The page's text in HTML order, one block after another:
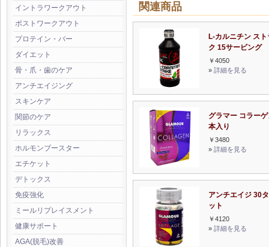
イントラワークアウト
ポストワークアウト
プロテイン・バー
ダイエット
骨・爪・歯のケア
アンチエイジング
スキンケア
関節のケア
リラックス
ホルモンブースター
エチケット
デトックス
免疫強化
ミールリプレイスメント
健康サポート
AGA(脱毛)改善
関連商品
L-カルニチン スト
ク 15サービング
￥4050
» 詳細を見る
グラマー コラー
本入り
￥3480
» 詳細を見る
アンチエイジ 30
ット
￥4120
» 詳細を見る